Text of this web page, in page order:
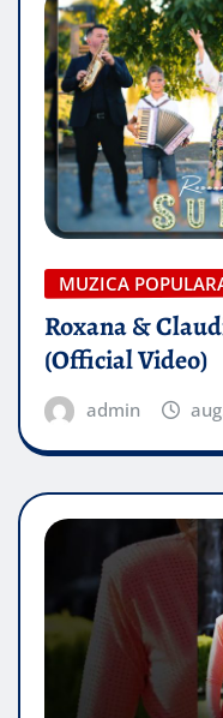
MUZICA
Roxana &
(Official Video)
admin